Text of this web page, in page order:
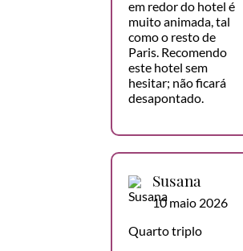
em redor do hotel é
muito animada, tal
como o resto de
Paris. Recomendo
este hotel sem
hesitar; não ficará
desapontado.
Susana
10 maio 2026
Quarto triplo